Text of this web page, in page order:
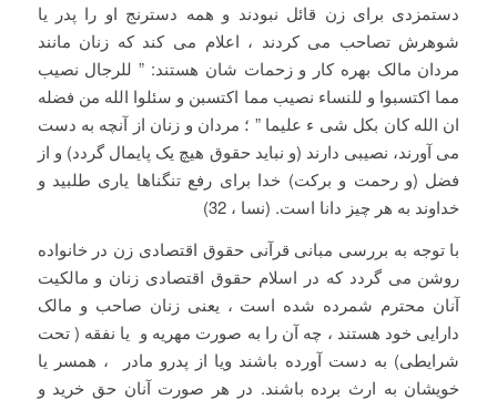
دستمزدی برای زن قائل نبودند و همه دسترنج او را پدر یا
شوهرش تصاحب می کردند ، اعلام می کند که زنان مانند
مردان مالک بهره کار و زحمات شان هستند: ” للرجال نصیب
مما اکتسبوا و للنساء نصیب مما اکتسبن و سئلوا الله من فضله
ان الله کان بکل شی ء علیما ” ؛ مردان و زنان از آنچه به دست
می آورند، نصیبی دارند (و نباید حقوق هیچ یک پایمال گردد) و از
فضل (و رحمت و برکت) خدا برای رفع تنگناها یاری طلبید و
خداوند به هر چیز دانا است. (نسا ، 32)
با توجه به بررسی مبانی قرآنی حقوق اقتصادی زن در خانواده
روشن می گردد که در اسلام حقوق اقتصادی زنان و مالکیت
آنان محترم شمرده شده است ، یعنی زنان صاحب و مالک
دارایی خود هستند ، چه آن را به صورت مهریه و یا نفقه ( تحت
شرایطی) به دست آورده باشند ویا از پدرو مادر ، همسر یا
خویشان به ارث برده باشند. در هر صورت آنان حق خرید و